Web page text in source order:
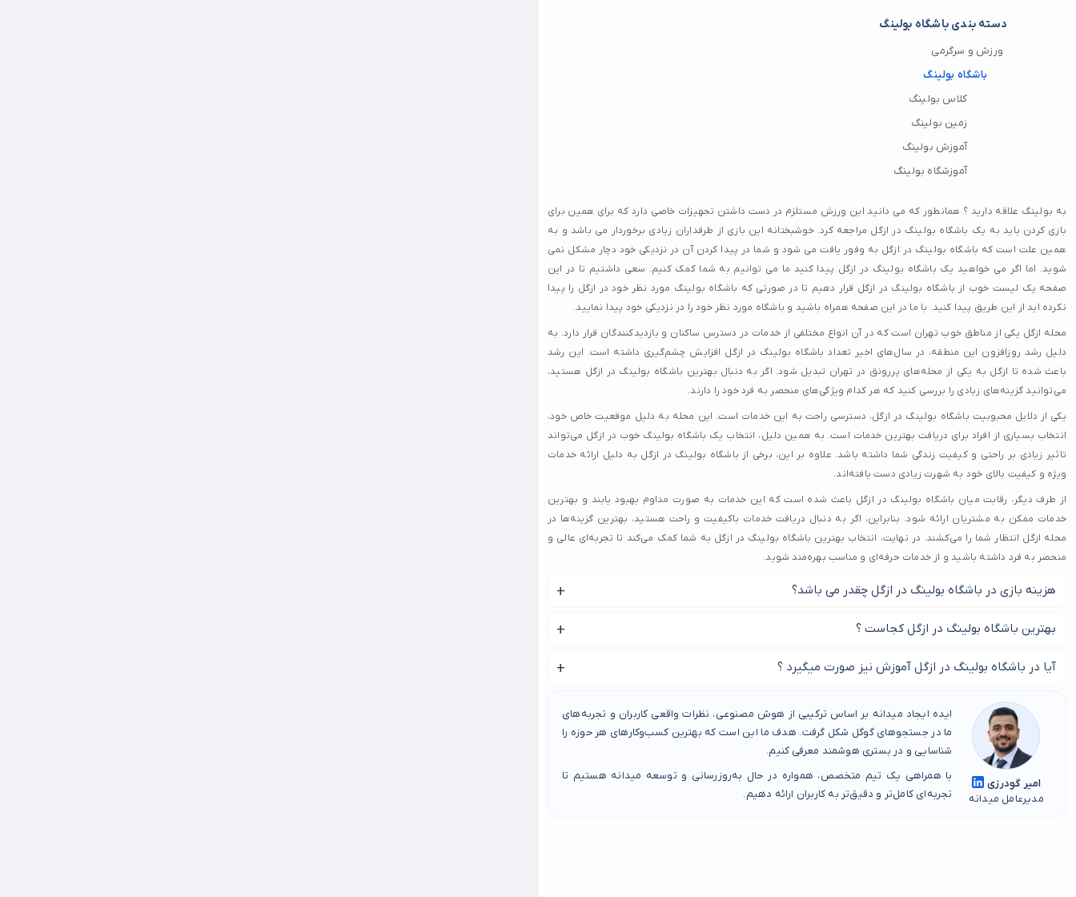
دسته بندی باشگاه بولینگ
ورزش و سرگرمی
باشگاه بولینگ
کلاس بولینگ
زمین بولینگ
آموزش بولینگ
آموزشگاه بولینگ
به بولینگ علاقه دارید ؟ همانطور که می دانید این ورزش مستلزم در دست داشتن تجهیزات خاصی دارد که برای همین برای
بازی کردن باید به یک باشگاه بولینگ در ازگل مراجعه کرد. خوشبختانه این بازی از طرفداران زیادی برخوردار می باشد و به
همین علت است که باشگاه بولینگ در ازگل به وفور یافت می شود و شما در پیدا کردن آن در نزدیکی خود دچار مشکل نمی
شوید. اما اگر می خواهید یک باشگاه بولینگ در ازگل پیدا کنید ما می توانیم به شما کمک کنیم. سعی داشتیم تا در این
صفحه یک لیست خوب از باشگاه بولینگ در ازگل قرار دهیم تا در صورتی که باشگاه بولینگ مورد نظر خود در ازگل را پیدا
نکرده اید از این طریق پیدا کنید. با ما در این صفحه همراه باشید و باشگاه مورد نظر خود را در نزدیکی خود پیدا نمایید.
محله ازگل یکی از مناطق خوب تهران است که در آن انواع مختلفی از خدمات در دسترس ساکنان و بازدیدکنندگان قرار دارد. به
دلیل رشد روزافزون این منطقه، در سال‌های اخیر تعداد باشگاه بولینگ در ازگل افزایش چشم‌گیری داشته است. این رشد
باعث شده تا ازگل به یکی از محله‌های پررونق در تهران تبدیل شود. اگر به دنبال بهترین باشگاه بولینگ در ازگل هستید،
می‌توانید گزینه‌های زیادی را بررسی کنید که هر کدام ویژگی‌های منحصر به فرد خود را دارند.
یکی از دلایل محبوبیت باشگاه بولینگ در ازگل، دسترسی راحت به این خدمات است. این محله به دلیل موقعیت خاص خود،
انتخاب بسیاری از افراد برای دریافت بهترین خدمات است. به همین دلیل، انتخاب یک باشگاه بولینگ خوب در ازگل می‌تواند
تاثیر زیادی بر راحتی و کیفیت زندگی شما داشته باشد. علاوه بر این، برخی از باشگاه بولینگ در ازگل به دلیل ارائه خدمات
ویژه و کیفیت بالای خود به شهرت زیادی دست یافته‌اند.
از طرف دیگر، رقابت میان باشگاه بولینگ در ازگل باعث شده است که این خدمات به صورت مداوم بهبود یابند و بهترین
خدمات ممکن به مشتریان ارائه شود. بنابراین، اگر به دنبال دریافت خدمات باکیفیت و راحت هستید، بهترین گزینه‌ها در
محله ازگل انتظار شما را می‌کشند. در نهایت، انتخاب بهترین باشگاه بولینگ در ازگل به شما کمک می‌کند تا تجربه‌ای عالی و
منحصر به فرد داشته باشید و از خدمات حرفه‌ای و مناسب بهره‌مند شوید.
هزینه بازی در باشگاه بولینگ در ازگل چقدر می باشد؟
هزینه باشگاه بولینگ در ازگل بر اساس باشگاه و محله آن متفاوت می باشد.
بهترین باشگاه بولینگ در ازگل کجاست ؟
با ما همراه باشید و بهترین باشگاه بولینگ در ازگل را پیدا کنید.
آیا در باشگاه بولینگ در ازگل آموزش نیز صورت میگیرد ؟
برای کسب اطلاعات در این زمینه با باشگاه مورد نظر خود تماس بگیرید.
امیر گودرزی
مدیرعامل میدانه
ایده ایجاد میدانه بر اساس ترکیبی از هوش مصنوعی، نظرات واقعی کاربران و تجربه‌های
ما در جستجوهای گوگل شکل گرفت. هدف ما این است که بهترین کسب‌وکارهای هر حوزه را
شناسایی و در بستری هوشمند معرفی کنیم.
با همراهی یک تیم متخصص، همواره در حال به‌روزرسانی و توسعه میدانه هستیم تا
تجربه‌ای کامل‌تر و دقیق‌تر به کاربران ارائه دهیم.